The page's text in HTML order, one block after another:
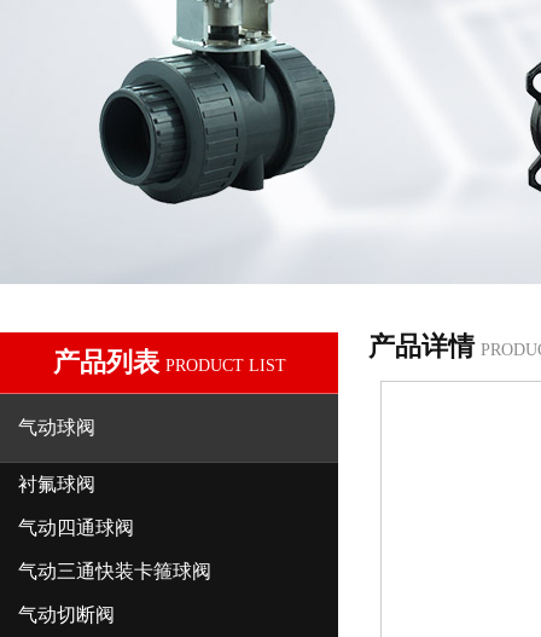
产品列表 PRODUCT LIST
气动球阀
衬氟球阀
气动四通球阀
气动三通快装卡箍球阀
气动切断阀
产品详情